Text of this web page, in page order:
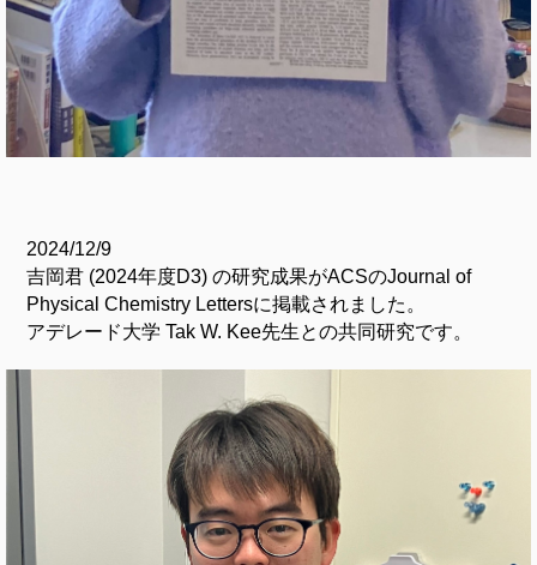
2024/12/9
吉岡君 (2024年度D3) の研究成果がACSのJournal of
Physical Chemistry Lettersに掲載されました。
アデレード大学 Tak W. Kee先生との共同研究です。